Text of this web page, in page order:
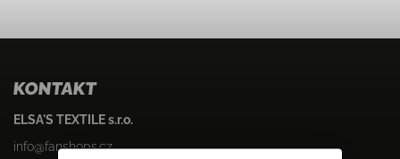
KONTAKT
ELSA'S TEXTILE s.r.o.
info@fanshops.cz